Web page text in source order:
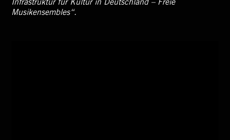
Infrastruktur für Kultur in Deutschland – Freie
Musikensembles“.